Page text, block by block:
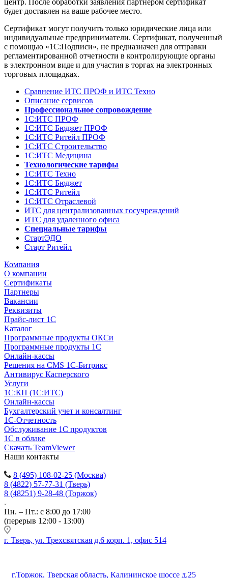
будет доставлен на ваше рабочее место.
Сертификат могут получить только юридические лица или
индивидуальные предприниматели. Сертификат, полученный
с помощью «1С:Подписи», не предназначен для отправки
регламентированной отчетности в контролирующие органы
в электронном виде и для участия в торгах на электронных
торговых площадках.
Сравнение ИТС ПРОФ и ИТС Техно
Описание сервисов
Профессиональное сопровождение
1С:ИТС ПРОФ
1С:ИТС Бюджет ПРОФ
1С:ИТС Ритейл ПРОФ
1С:ИТС Строительство
1С:ИТС Медицина
Технологические тарифы
1С:ИТС Техно
1С:ИТС Бюджет
1С:ИТС Ритейл
1С:ИТС Отраслевой
ИТС для централизованных госучреждений
ИТС для удаленного офиса
Специальные тарифы
СтартЭДО
Старт Ритейл
Компания
О компании
Сертификаты
Партнеры
Вакансии
Реквизиты
Прайс-лист 1С
Каталог
Программные продукты ОКСи
Программные продукты 1С
Онлайн-кассы
Решения на CMS 1С-Битрикс
Антивирус Касперского
Услуги
1С:КП (1С:ИТС)
Онлайн-кассы
Бухгалтерский учет и консалтинг
1С-Отчетность
Обслуживание 1С продуктов
1С в облаке
Скачать TeamViewer
Наши контакты
8 (495) 108-02-25 (Москва)
8 (4822) 57-77-31 (Тверь)
8 (48251) 9-28-48 (Торжок)
Пн. – Пт.: с 8:00 до 17:00
(перерыв 12:00 - 13:00)
г. Тверь, ул. Трехсвятская д.6 корп. 1, офис 514
г.Торжок, Тверская область, Калининское шоссе д.25